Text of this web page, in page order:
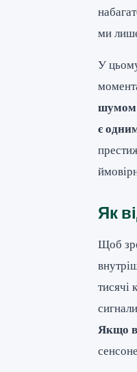
ми
У
шумом,
є
Як
Щоб
тисячі
Якщо